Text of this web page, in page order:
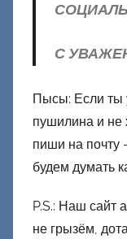
С
Пысы: Если ты
пушилина и не
пиши на почту
будем думать
P.S.: Наш сайт
не грызём,